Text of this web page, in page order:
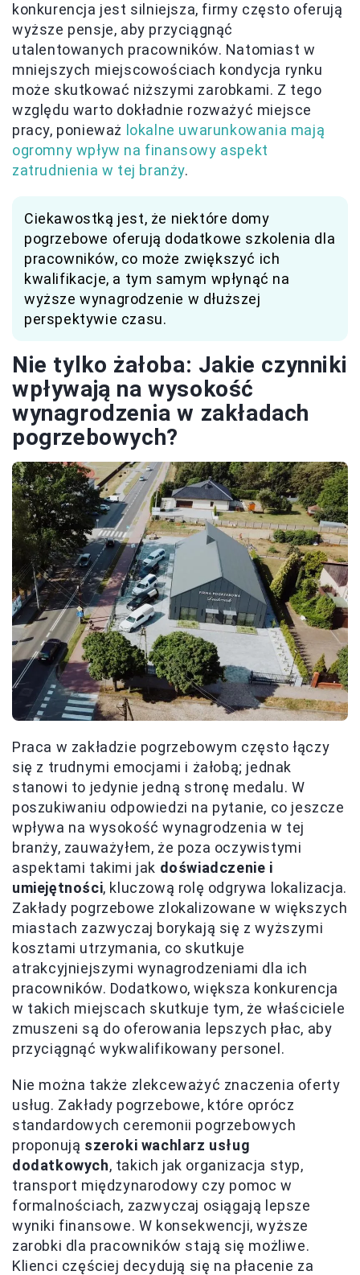
konkurencja jest silniejsza, firmy często oferują
wyższe pensje, aby przyciągnąć
utalentowanych pracowników. Natomiast w
mniejszych miejscowościach kondycja rynku
może skutkować niższymi zarobkami. Z tego
względu warto dokładnie rozważyć miejsce
pracy, ponieważ lokalne uwarunkowania mają
ogromny wpływ na finansowy aspekt
zatrudnienia w tej branży.
Ciekawostką jest, że niektóre domy
pogrzebowe oferują dodatkowe szkolenia dla
pracowników, co może zwiększyć ich
kwalifikacje, a tym samym wpłynąć na
wyższe wynagrodzenie w dłuższej
perspektywie czasu.
Nie tylko żałoba: Jakie czynniki
wpływają na wysokość
wynagrodzenia w zakładach
pogrzebowych?
Praca w zakładzie pogrzebowym często łączy
się z trudnymi emocjami i żałobą; jednak
stanowi to jedynie jedną stronę medalu. W
poszukiwaniu odpowiedzi na pytanie, co jeszcze
wpływa na wysokość wynagrodzenia w tej
branży, zauważyłem, że poza oczywistymi
aspektami takimi jak doświadczenie i
umiejętności, kluczową rolę odgrywa lokalizacja.
Zakłady pogrzebowe zlokalizowane w większych
miastach zazwyczaj borykają się z wyższymi
kosztami utrzymania, co skutkuje
atrakcyjniejszymi wynagrodzeniami dla ich
pracowników. Dodatkowo, większa konkurencja
w takich miejscach skutkuje tym, że właściciele
zmuszeni są do oferowania lepszych płac, aby
przyciągnąć wykwalifikowany personel.
Nie można także zlekceważyć znaczenia oferty
usług. Zakłady pogrzebowe, które oprócz
standardowych ceremonii pogrzebowych
proponują szeroki wachlarz usług
dodatkowych, takich jak organizacja styp,
transport międzynarodowy czy pomoc w
formalnościach, zazwyczaj osiągają lepsze
wyniki finansowe. W konsekwencji, wyższe
zarobki dla pracowników stają się możliwe.
Klienci częściej decydują się na płacenie za